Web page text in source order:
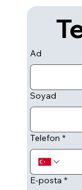
Ad
Soyad
Telefon *
E-posta *